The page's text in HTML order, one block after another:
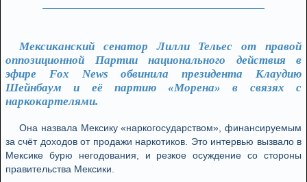
Мексиканский сенатор Лилли Тельес от правой
оппозиционной Партии национального действия в
эфире Fox News обвинила президента Клаудию
Шейнбаум и её партию «Морена» в связях с
наркокартелями.
Она назвала Мексику «наркогосударством», финансируемым
за счёт доходов от продажи наркотиков. Это интервью вызвало в
Мексике бурю негодования, и резкое осуждение со стороны
правительства Мексики.